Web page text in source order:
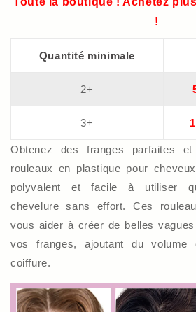
!
Quantité minimale
2+
3+
Obtenez des franges parfaites
rouleaux en plastique pour
polyvalent et facile à utiliser
chevelure sans effort. Ces
vous aider à créer de belles
vos franges, ajoutant du
coiffure.